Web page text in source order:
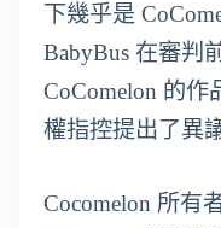
下幾乎是
BabyBus 在審判
CoComelon 的
權指控提出了異
Cocomelon 所有